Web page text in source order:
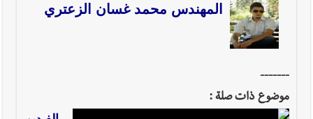
أخبار لبنان مؤسسة مياه لبنان الجنوبي : جيش العدوالاسرائيلي
يستهدف فرق المؤسسة أثناء عملهم في عيتا الجبل
أخبار لبنان بهية الحريري تقدم بإسم الرئيس سعد الحريري التعازي
المهندس محمد غسان الزعتري
-------
موضوع ذات صلة :